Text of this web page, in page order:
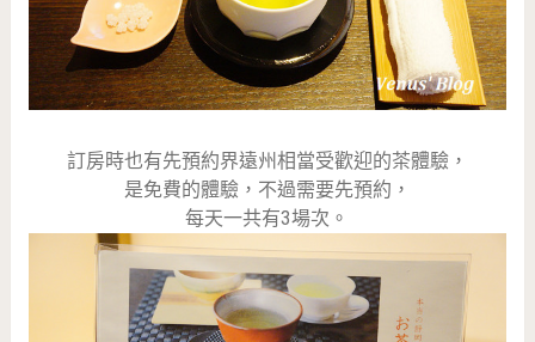
訂房時也有先預約界遠州相當受歡迎的茶體驗，
是免費的體驗，不過需要先預約，
每天一共有3場次。